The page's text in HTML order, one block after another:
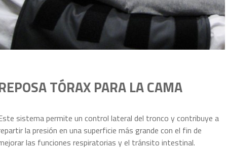
TÓRAX PARA LA CAMA
sistema permite un control lateral del tronco y contribuye a
la presión en una superficie más grande con el fin de
las funciones respiratorias y el tránsito intestinal.